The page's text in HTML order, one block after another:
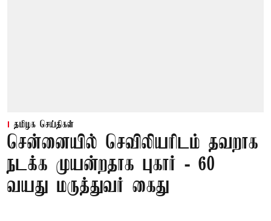
தமிழக செய்திகள்
சென்னையில் செவிலியரிடம் தவறாக
நடக்க முயன்றதாக புகார் - 60
வயது மருத்துவர் கைது